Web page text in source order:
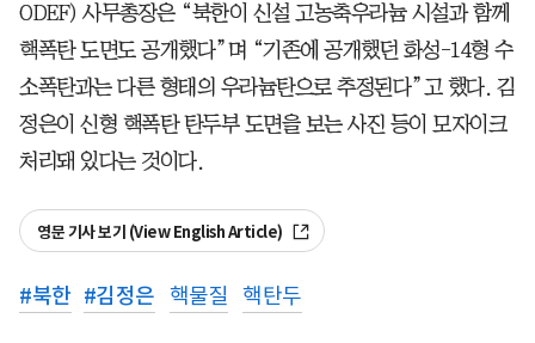
ODEF) 사무총장은 “북한이 신설 고농축우라늄 시설과 함께
핵폭탄 도면도 공개했다”며 “기존에 공개했던 화성-14형 수
소폭탄과는 다른 형태의 우라늄탄으로 추정된다”고 했다. 김
정은이 신형 핵폭탄 탄두부 도면을 보는 사진 등이 모자이크
처리돼 있다는 것이다.
영문 기사 보기 (View English Article)
#북한 #김정은 핵물질 핵탄두